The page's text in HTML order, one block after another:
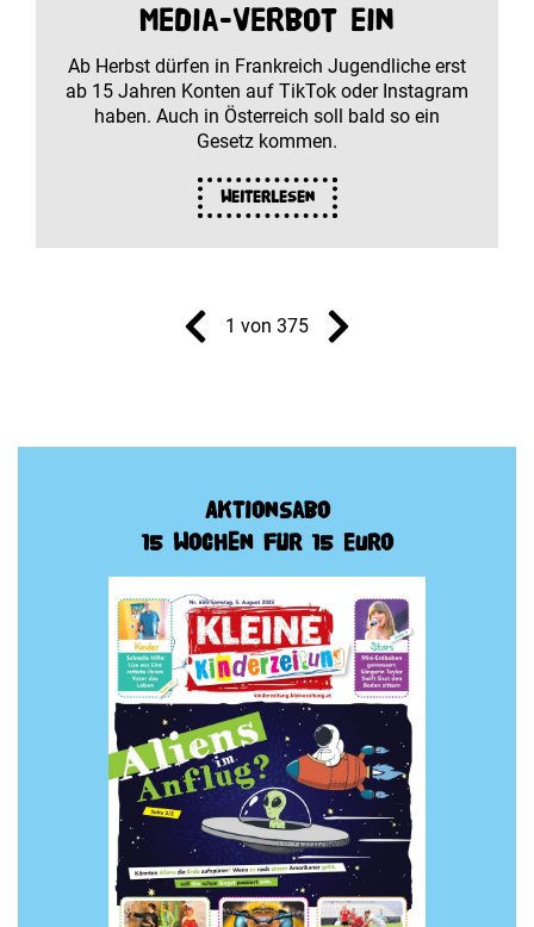
Media-Verbot ein
Ab Herbst dürfen in Frankreich Jugendliche erst
ab 15 Jahren Konten auf TikTok oder Instagram
haben. Auch in Österreich soll bald so ein
Gesetz kommen.
Weiterlesen
1 von 375
Aktionsabo
15 Wochen für 15 Euro